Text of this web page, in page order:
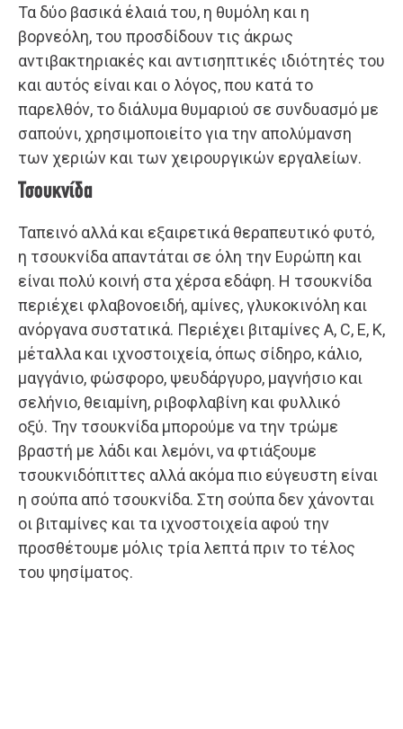
Τα δύο βασικά έλαιά του, η θυμόλη και η
βορνεόλη, του προσδίδουν τις άκρως
αντιβακτηριακές και αντισηπτικές ιδιότητές του
και αυτός είναι και ο λόγος, που κατά το
παρελθόν, το διάλυμα θυμαριού σε συνδυασμό με
σαπούνι, χρησιμοποιείτο για την απολύμανση
των χεριών και των χειρουργικών εργαλείων.
Τσουκνίδα
Ταπεινό αλλά και εξαιρετικά θεραπευτικό φυτό,
η τσουκνίδα απαντάται σε όλη την Ευρώπη και
είναι πολύ κοινή στα χέρσα εδάφη. Η τσουκνίδα
περιέχει φλαβονοειδή, αμίνες, γλυκοκινόλη και
ανόργανα συστατικά. Περιέχει βιταμίνες Α, C, Ε, Κ,
μέταλλα και ιχνοστοιχεία, όπως σίδηρο, κάλιο,
μαγγάνιο, φώσφορο, ψευδάργυρο, μαγνήσιο και
σελήνιο, θειαμίνη, ριβοφλαβίνη και φυλλικό
οξύ. Την τσουκνίδα μπορούμε να την τρώμε
βραστή με λάδι και λεμόνι, να φτιάξουμε
τσουκνιδόπιττες αλλά ακόμα πιο εύγευστη είναι
η σούπα από τσουκνίδα. Στη σούπα δεν χάνονται
οι βιταμίνες και τα ιχνοστοιχεία αφού την
προσθέτουμε μόλις τρία λεπτά πριν το τέλος
του ψησίματος.